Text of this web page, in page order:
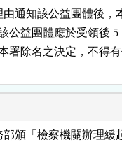
通知該公益團體後，
公益團體應於受領後 5
本署除名之決定，不得
頒「檢察機關辦理緩